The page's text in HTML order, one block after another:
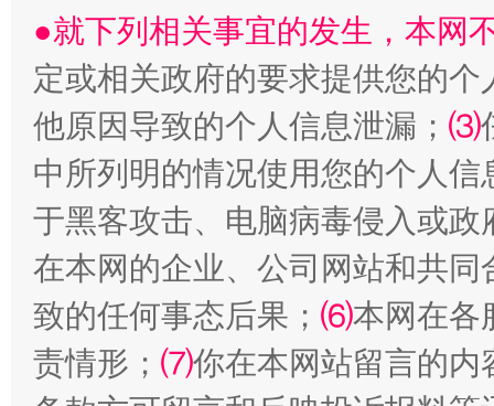
全民健身五年计划来了！等你上场
●就下列相关事宜的发生，本网
定或相关政府的要求提供您的个
他原因导致的个人信息泄漏； ⑶
中所列明的情况使用您的个人
于黑客攻击、电脑病毒侵入或
在本网的企业、公司网站和共
致的任何事态后果； ⑹本网在各
责情形； ⑺你在本网站留言的内